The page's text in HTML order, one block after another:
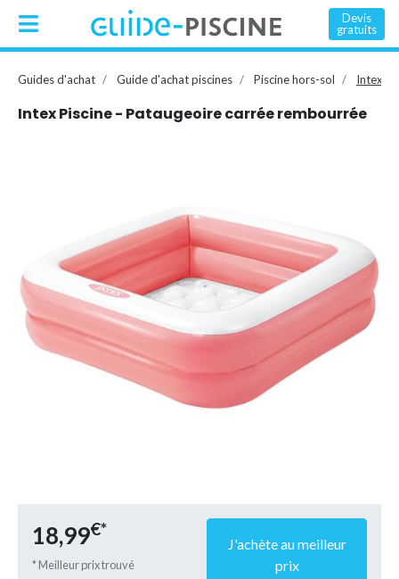
Devis
gratuits
Guides d'achat Guide d'achat piscines Piscine hors-sol Intex
Intex Piscine - Pataugeoire carrée rembourrée
18,99€*
* Meilleur prix trouvé
J'achète au meilleur
prix